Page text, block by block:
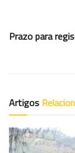
Prazo para
Artigos